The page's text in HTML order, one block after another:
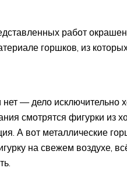
работ
горшков, из
— дело исключительно
смотрятся фигурки из
А вот металлические
на свежем воздухе,